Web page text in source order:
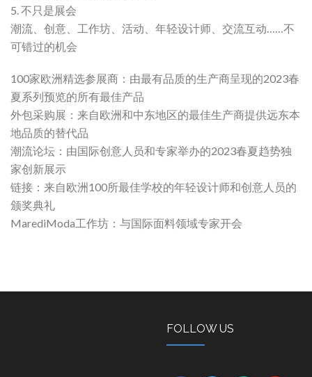
5. 不只是展会
潮流、创意、工作坊、活动、年轻设计师、交流互动……不
可错过的机会
100家欧洲精选参展商：由最有品质的生产商呈现的2023春
夏系列预览的所有最佳产品
外包采购展：来自欧洲和中东地区的最佳生产商提供远东本
地品质的替代品
潮流论坛：由国际创意人员和专家举办的2023春夏趋势独
家创新展示
链接：来自欧洲100所最佳学校的年轻设计师和创意人员的
颁奖典礼
MarediModa工作坊：与国际面料领域专家开会
FOLLOW US